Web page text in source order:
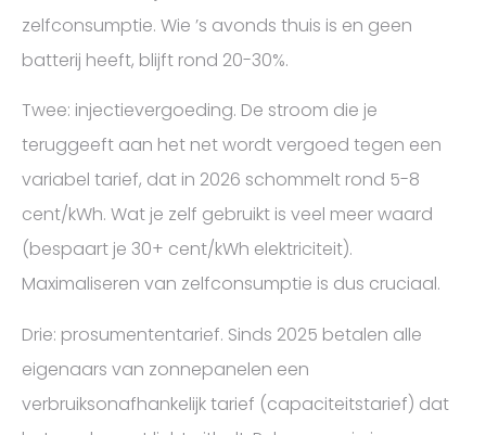
zelfconsumptie. Wie ’s avonds thuis is en geen
batterij heeft, blijft rond 20-30%.
Twee: injectievergoeding. De stroom die je
teruggeeft aan het net wordt vergoed tegen een
variabel tarief, dat in 2026 schommelt rond 5-8
cent/kWh. Wat je zelf gebruikt is veel meer waard
(bespaart je 30+ cent/kWh elektriciteit).
Maximaliseren van zelfconsumptie is dus cruciaal.
Drie: prosumententarief. Sinds 2025 betalen alle
eigenaars van zonnepanelen een
verbruiksonafhankelijk tarief (capaciteitstarief) dat